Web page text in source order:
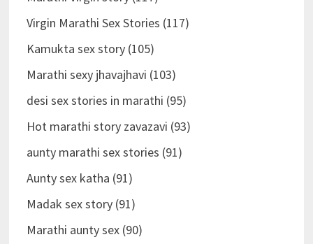
Virgin Marathi Sex Stories (117)
Kamukta sex story (105)
Marathi sexy jhavajhavi (103)
desi sex stories in marathi (95)
Hot marathi story zavazavi (93)
aunty marathi sex stories (91)
Aunty sex katha (91)
Madak sex story (91)
Marathi aunty sex (90)